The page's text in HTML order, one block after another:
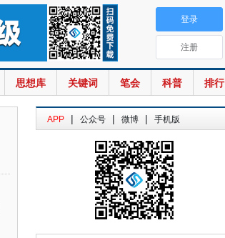
思想库 关键词 笔会 科普 排行
登录
注册
APP | 公众号 | 微博 | 手机版